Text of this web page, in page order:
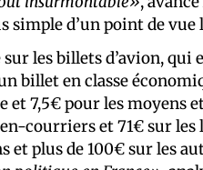
simple d’un point de
les billets d’avion,
billet en classe
7,5€ pour les moyens
courriers et 71€ sur
et plus de 100€ sur les